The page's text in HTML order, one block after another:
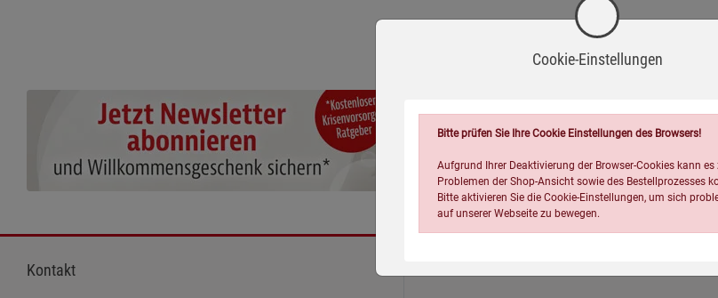
Kontakt
Cookie-Einstellungen
Bitte prüfen Sie Ihre Cookie Einstellungen des Browsers!
Aufgrund Ihrer Deaktivierung der Browser-Cookies kann es
Problemen der Shop-Ansicht sowie des Bestellprozesses
Bitte aktivieren Sie die Cookie-Einstellungen, um sich
auf unserer Webseite zu bewegen.